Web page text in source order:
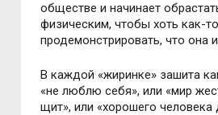
обществе и начинает
физическим, чтобы хоть как-то
продемонстрировать, что она
В каждой «жиринке» зашита
«не люблю себя», или «мир
щит», или «хорошего